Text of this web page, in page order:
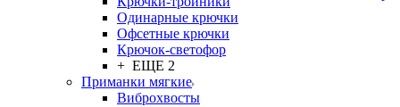
Одинарные крючки
Офсетные крючки
Крючок-светофор
+ ЕЩЕ 2
Приманки мягкие
Виброхвосты